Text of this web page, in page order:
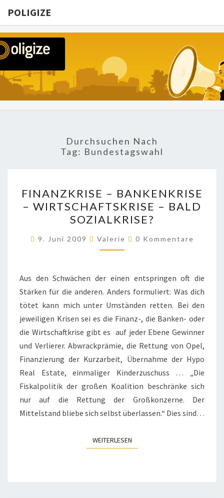
POLIGIZE
POLIGIZE
About
Economy,
Politics,
Durchsuchen Nach
Tag: Bundestagswahl
BANKENKRISE
–
WIRTSCHAFTSKRISE
–
SOZIALKRISE?
FINANZKRISE – BANKENKRISE
– WIRTSCHAFTSKRISE – BALD
SOZIALKRISE?
9. Juni 2009 Valerie Kommentare
0 Kommentare
Aus den Schwächen der einen entspringen oft die
Stärken für die anderen. Anders formuliert: Was dich
tötet kann mich unter Umständen retten. Bei den
jeweiligen Krisen sei es die Finanz-, die Banken- oder
die Wirtschaftkrise gibt es auf jeder Ebene Gewinner
und Verlierer. Abwrackprämie, die Rettung von Opel,
Finanzierung der Kurzarbeit, Übernahme der Hypo
Real Estate, einmaliger Kinderzuschuss … „Die
Fiskalpolitik der großen Koalition beschränke sich
nur auf die Rettung der Großkonzerne. Der
Mittelstand bliebe sich selbst überlassen.“ Dies sind…
WEITERLESENWEITERLESEN